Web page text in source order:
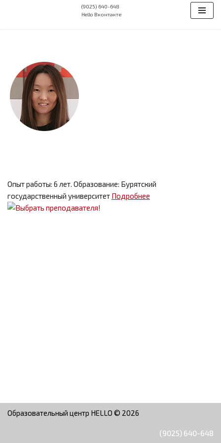
(9025) 640-648
Hello Вконтакте
Опыт работы: 6 лет. Образование: Бурятский
государственный университет Подробнее
Образовательный центр HELLO © 2026
(9025) 640-648